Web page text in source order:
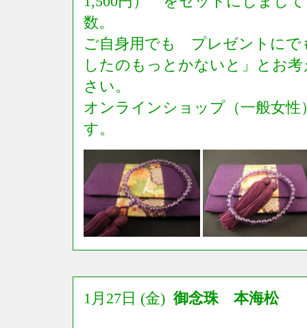
数。
ご自身用でも プレゼントにで
したのもっとかないと」とお
さい。
オンラインショップ（一般女
す。
1月27日 (金) 御念珠 本海松